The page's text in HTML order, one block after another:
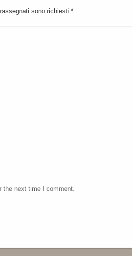
sono richiesti *
the next time I comment.